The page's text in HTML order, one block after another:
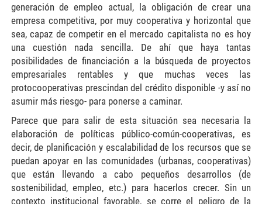
generación de empleo actual, la obligación de crear una
empresa competitiva, por muy cooperativa y horizontal que
sea, capaz de competir en el mercado capitalista no es hoy
una cuestión nada sencilla. De ahí que haya tantas
posibilidades de financiación a la búsqueda de proyectos
empresariales rentables y que muchas veces las
protocooperativas prescindan del crédito disponible -y así no
asumir más riesgo- para ponerse a caminar.
Parece que para salir de esta situación sea necesaria la
elaboración de políticas público-común-cooperativas, es
decir, de planificación y escalabilidad de los recursos que se
puedan apoyar en las comunidades (urbanas, cooperativas)
que están llevando a cabo pequeños desarrollos (de
sostenibilidad, empleo, etc.) para hacerlos crecer. Sin un
contexto institucional favorable, se corre el peligro de la